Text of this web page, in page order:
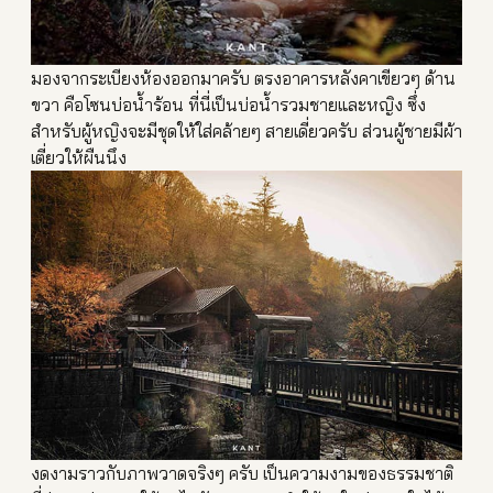
มองจากระเบียงห้องออกมาครับ ตรงอาคารหลังคาเขียวๆ ด้าน
ขวา คือโซนบ่อน้ำร้อน ที่นี่เป็นบ่อน้ำรวมชายและหญิง ซึ่ง
สำหรับผู้หญิงจะมีชุดให้ใส่คล้ายๆ สายเดี่ยวครับ ส่วนผู้ชายมีผ้า
เตี่ยวให้ผืนนึง
งดงามราวกับภาพวาดจริงๆ ครับ เป็นความงามของธรรมชาติ